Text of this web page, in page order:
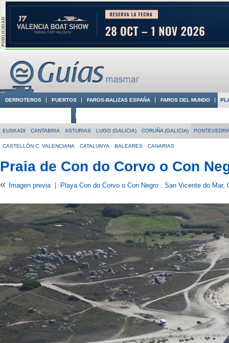
DERROTEROS PUERTOS FAROS-BALIZAS ESPAÑA FAROS DEL MUNDO
EUSKADI CANTABRIA ASTURIAS LUGO (GALICIA) CORUÑA (GALICIA)
CASTELLÓN C. VALENCIANA CATALUNYA BALEARES CANARIAS
Praia de Con do Corvo o Con
« Imagen previa | Playa Con do Corvo o Con Negro . San Vicente do Mar,